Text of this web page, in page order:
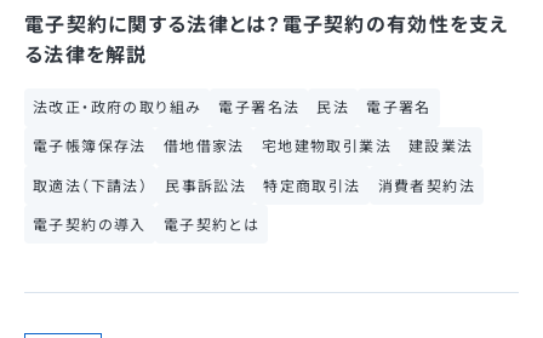
電子契約に関する法律とは？電子契約の有効性を支え
る法律を解説
法改正・政府の取り組み 電子署名法 民法 電子署名
電子帳簿保存法 借地借家法 宅地建物取引業法 建設業法
取適法（下請法） 民事訴訟法 特定商取引法 消費者契約法
電子契約の導入 電子契約とは